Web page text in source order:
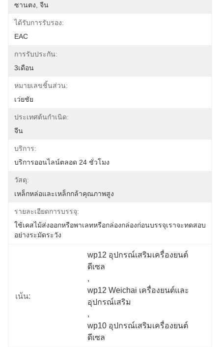
ซานตง, จีน
ได้รับการรับรอง:
EAC
การรับประกัน:
3เดือน
หมายเลขชิ้นส่วน:
เว่ยชัย
ประเทศต้นกำเนิด:
จีน
บริการ:
บริการออนไลน์ตลอด 24 ชั่วโมง
วัสดุ:
เหล็กหล่อและเหล็กกล้าคุณภาพสูง
รายละเอียดการบรรจุ:
ใช้เคสไม้ส่งออกหรือพาเลทหรือกล่องกล่องก่อนบรรจุเราจะทดสอบ
อย่างระมัดระวัง
เน้น:
wp12 อุปกรณ์เสริมเครื่องยนต์
ดีเซล
,
wp12 Weichai เครื่องยนต์และ
อุปกรณ์เสริม
,
wp10 อุปกรณ์เสริมเครื่องยนต์
ดีเซล